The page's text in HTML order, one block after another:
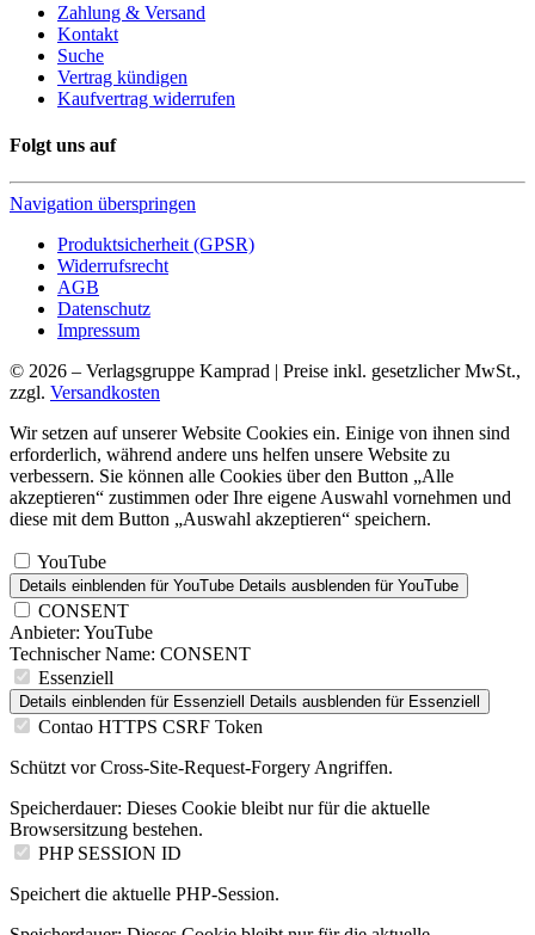
Zahlung & Versand
Kontakt
Suche
Vertrag kündigen
Kaufvertrag widerrufen
Folgt uns auf
Navigation überspringen
Produktsicherheit (GPSR)
Widerrufsrecht
AGB
Datenschutz
Impressum
© 2026 – Verlagsgruppe Kamprad | Preise inkl. gesetzlicher MwSt.,
zzgl. Versandkosten
Wir setzen auf unserer Website Cookies ein. Einige von ihnen sind
erforderlich, während andere uns helfen unsere Website zu
verbessern. Sie können alle Cookies über den Button „Alle
akzeptieren“ zustimmen oder Ihre eigene Auswahl vornehmen und
diese mit dem Button „Auswahl akzeptieren“ speichern.
YouTube
Details einblenden für YouTube Details ausblenden für YouTube
CONSENT
Anbieter: YouTube
Technischer Name: CONSENT
Essenziell
Details einblenden für Essenziell Details ausblenden für Essenziell
Contao HTTPS CSRF Token
Schützt vor Cross-Site-Request-Forgery Angriffen.
Speicherdauer: Dieses Cookie bleibt nur für die aktuelle
Browsersitzung bestehen.
PHP SESSION ID
Speichert die aktuelle PHP-Session.